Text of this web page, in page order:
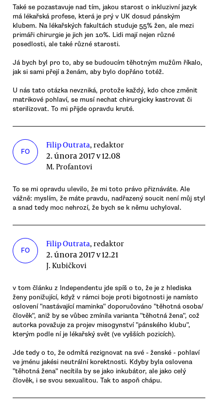
Také se pozastavuje nad tím, jakou starost o inkluzivní jazyk
má lékařská profese, která je prý v UK dosud pánským
klubem. Na lékařských fakultách studuje 55% žen, ale mezi
primáři chirurgie je jich jen 10%. Lidi mají nejen různé
posedlosti, ale také různé starosti.
Já bych byl pro to, aby se budoucím těhotným mužům říkalo,
jak si sami přejí a ženám, aby bylo dopřáno totéž.
U nás tato otázka nevzniká, protože každý, kdo chce změnit
matrikové pohlaví, se musí nechat chirurgicky kastrovat či
sterilizovat. To mi přijde opravdu kruté.
FO
Filip Outrata, redaktor
2. února 2017 v 12.08
M. Profantovi
To se mi opravdu ulevilo, že mi toto právo přiznáváte. Ale
vážně: myslím, že máte pravdu, nadřazený soucit není můj styl
a snad tedy moc nehrozí, že bych se k němu uchyloval.
FO
Filip Outrata, redaktor
2. února 2017 v 12.21
J. Kubičkovi
v tom článku z Independentu jde spíš o to, že je z hlediska
ženy ponižující, když v rámci boje proti bigotnosti je namísto
oslovení "nastávající maminka" doporučováno "těhotná osoba/
člověk", aniž by se vůbec zmínila varianta "těhotná žena", což
autorka považuje za projev misogynství "pánského klubu",
kterým podle ní je lékařský svět (ve vyšších pozicích).
Jde tedy o to, že odmítá rezignovat na své - ženské - pohlaví
ve jménu jakési neutrální korektnosti. Kdyby byla oslovena
"těhotná žena" necítila by se jako inkubátor, ale jako celý
člověk, i se svou sexualitou. Tak to aspoň chápu.